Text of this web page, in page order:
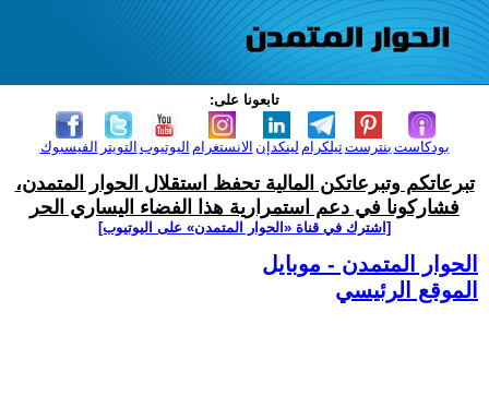
تابعونا على:
الفيسبوك التويتر اليوتيوب الانستغرام لينكدإن تيلكرامبنترست بودكاست
تبرعاتكم وتبرعاتكن المالية تحفظ استقلال الحوار المتمدن،
فشاركونا في دعم استمرارية هذا الفضاء اليساري الحر
[اشترك في قناة ‫«الحوار المتمدن» على اليوتيوب]
الحوار المتمدن - موبايل
الموقع الرئيسي